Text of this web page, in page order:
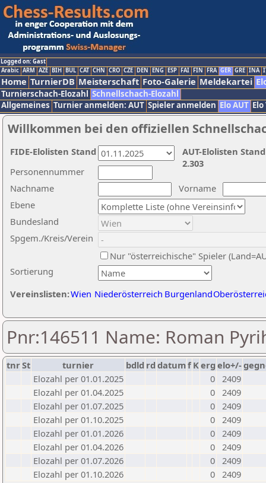
Logged on: Gast
Arabic ARM AZE BIH BUL CAT CHN CRO CZE DEN ENG ESP FAI FIN FRA GER GRE INA
Home TurnierDB Meisterschaft Foto-Galerie Meldekartei
Turnierschach-Elozahl Schnellschach-Elozahl
Allgemeines Turnier anmelden: AUT Spieler anmelden Elo AUT
Willkommen bei den offiziellen
Nachname
Vorname
Ebene
Sortierung
Personennummer
Bundesland
Spgem./Kreis/Verein
Nur "österreichische" Spieler
Vereinslisten:Wien Niederösterreich Burgenland
AUT-Elolisten
2.303
FIDE-Elolisten Stand
Pnr:146511 Name: Roman
tnrSt turnier bdld rd datumf Kerg elo+/-
Elozahl per 01.01.2025
0 2409
Elozahl per 01.04.2025
0 2409
Elozahl per 01.07.2025
0 2409
Elozahl per 01.10.2025
0 2409
Elozahl per 01.01.2026
0 2409
Elozahl per 01.04.2026
0 2409
Elozahl per 01.07.2026
0 2409
Elozahl per 01.10.2026
0 2409